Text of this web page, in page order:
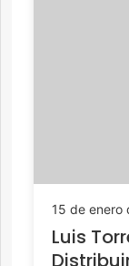
15 de enero
Luis